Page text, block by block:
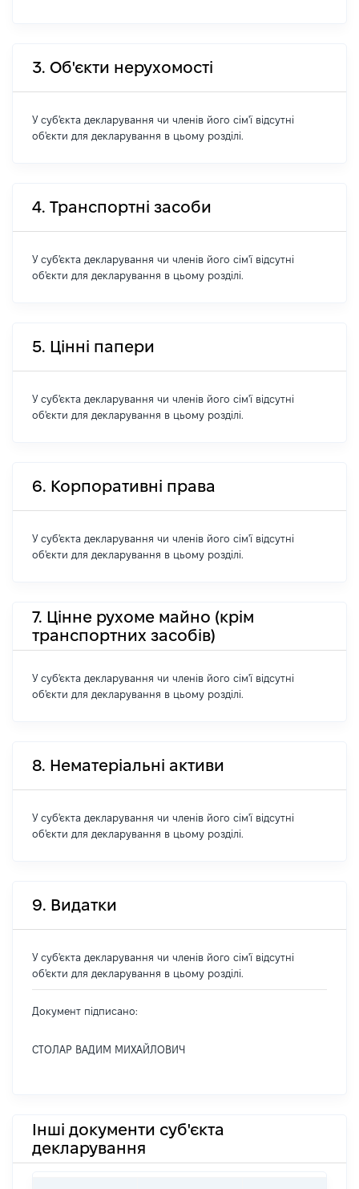
3. Об'єкти нерухомості
У суб'єкта декларування чи членів його сім'ї відсутні
об'єкти для декларування в цьому розділі.
4. Транспортні засоби
У суб'єкта декларування чи членів його сім'ї відсутні
об'єкти для декларування в цьому розділі.
5. Цінні папери
У суб'єкта декларування чи членів його сім'ї відсутні
об'єкти для декларування в цьому розділі.
6. Корпоративні права
У суб'єкта декларування чи членів його сім'ї відсутні
об'єкти для декларування в цьому розділі.
7. Цінне рухоме майно (крім
транспортних засобів)
У суб'єкта декларування чи членів його сім'ї відсутні
об'єкти для декларування в цьому розділі.
8. Нематеріальні активи
У суб'єкта декларування чи членів його сім'ї відсутні
об'єкти для декларування в цьому розділі.
9. Видатки
У суб'єкта декларування чи членів його сім'ї відсутні
об'єкти для декларування в цьому розділі.
Документ підписано:
СТОЛАР ВАДИМ МИХАЙЛОВИЧ
Інші документи суб'єкта
декларування